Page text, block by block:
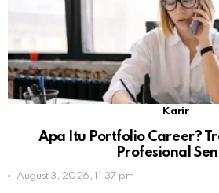
Karir
Apa Itu Portfolio Career?
Profesional
August 3, 2026, 11:37 pm